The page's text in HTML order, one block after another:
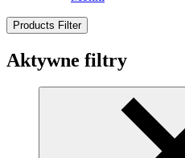
Products Filter
Aktywne filtry